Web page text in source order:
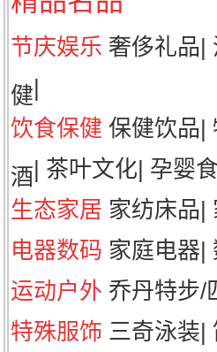
节庆娱乐 奢侈礼品|
健|
饮食保健 保健饮品|
酒| 茶叶文化| 孕婴
生态家居 家纺床品|
电器数码 家庭电器|
运动户外 乔丹特步/
特殊服饰 三奇泳装|